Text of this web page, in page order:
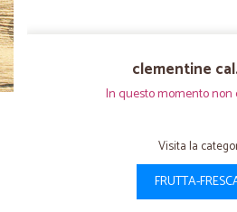
clementine
In questo momento non
Visita la
FRUTTA-